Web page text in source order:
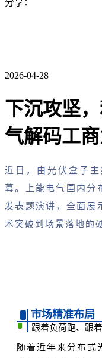
分享：
2026-04-28
下沉攻坚
气解码工
近日，由光伏盒子
幕。上能电气国内分
发表题演讲，全面展
术突破到场景落地的
市场精准布局
跟着负荷跑、跟
随着近年来分布式